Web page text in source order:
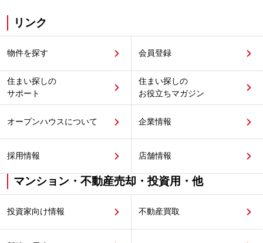
リンク
物件を探す 会員登録
住まい探しの
サポート
住まい探しの
お役立ちマガジン
オープンハウスについて 企業情報
採用情報 店舗情報
マンション・不動産売却・投資用・他
投資家向け情報 不動産買取